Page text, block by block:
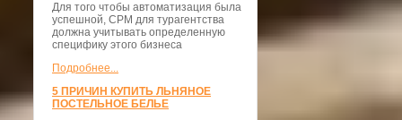
Для того чтобы автоматизация была
успешной, СРМ для турагентства
должна учитывать определенную
специфику этого бизнеса
Подробнее...
5 ПРИЧИН КУПИТЬ ЛЬНЯНОЕ
ПОСТЕЛЬНОЕ БЕЛЬЕ